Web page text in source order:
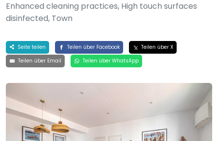
Enhanced cleaning practices, High touch surfaces
disinfected, Town
Seite teilen Teilen über Facebook
Teilen über X
Teilen über Email
Teilen über WhatsApp